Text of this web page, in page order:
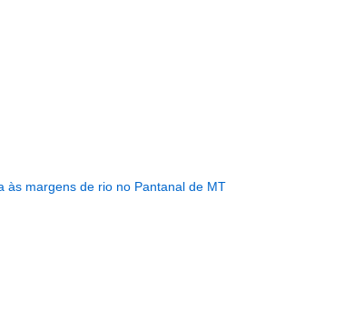
às margens de rio no Pantanal de MT